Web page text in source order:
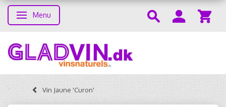
Toggle navigation
Menu
Vin Jaune 'Curon'